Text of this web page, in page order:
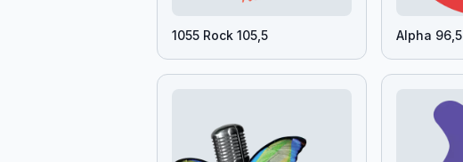
1055 Rock 105,5 Alpha 96,5